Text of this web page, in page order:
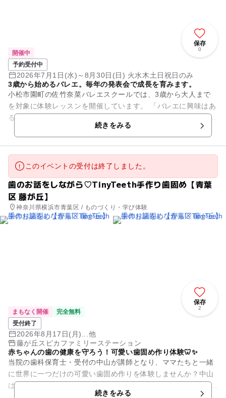
保存
0
開催中
予約受付中
2026年7月1日(水)～8月30日(日) 火水木土日祝日のみ
3歳から始めるバレエ。毎年の発表会で成長を育みます。
小松市園町の佐竹奈菜バレエスクールでは、3歳から大人まで
を対象に体験レッスンを開催しています。 「バレエに興味はあ
るけれど、できるか不安…」 「習い事を始めたいけれど、まず
続きをみる
このイベントの受付は終了しました。
歯のお話をしながら♡TinyTeeth手作り歯固め【青葉
区 藤が丘】
神奈川県横浜市青葉区 / ものづくり・学び体験
保存
2
まもなく開催
完全無料
受付終了
2026年8月17日(月)...他
藤が丘スピカファミリーステーション
赤ちゃんの歯の健康を守ろう！可愛い歯固め作り体験🦷✨
当院の歯科保育士・受付の中山が講師となり、ママたちと一緒
に世界に一つだけの可愛い歯固め作りを体験しませんか？中山
はTinyTeeth認定講師の資格を持っているので、安心・安全な歯
続きをみる